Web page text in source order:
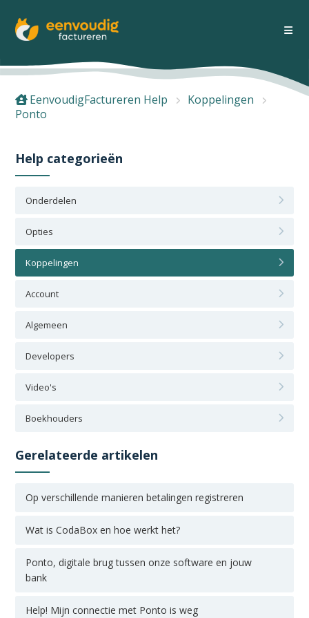
EenvoudigFactureren Help
Koppelingen
Ponto
Help categorieën
Onderdelen
Opties
Koppelingen
Account
Algemeen
Developers
Video's
Boekhouders
Gerelateerde artikelen
Op verschillende manieren betalingen registreren
Wat is CodaBox en hoe werkt het?
Ponto, digitale brug tussen onze software en jouw
bank
Help! Mijn connectie met Ponto is weg